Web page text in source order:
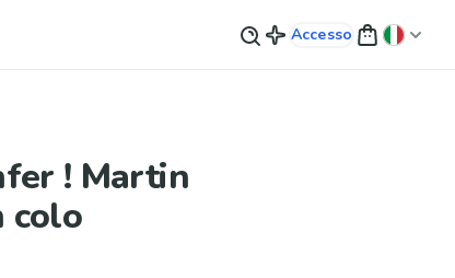
Accesso
! Martin
colo